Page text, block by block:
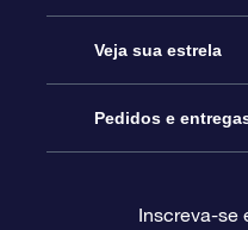
Entre em contato
Blog
Presente estrelar
Pacote de presente
Veja sua estrela
Star Register
Pedidos e
Inscreva-se